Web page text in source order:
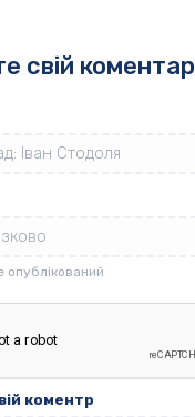
свій коментар
коментр